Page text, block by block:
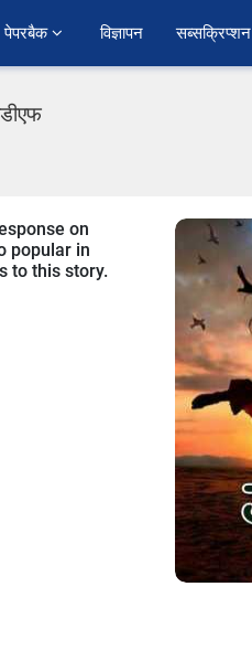
पेपरबैक विज्ञापन सब्सक्रिप्शन
on
popular in
to this story.